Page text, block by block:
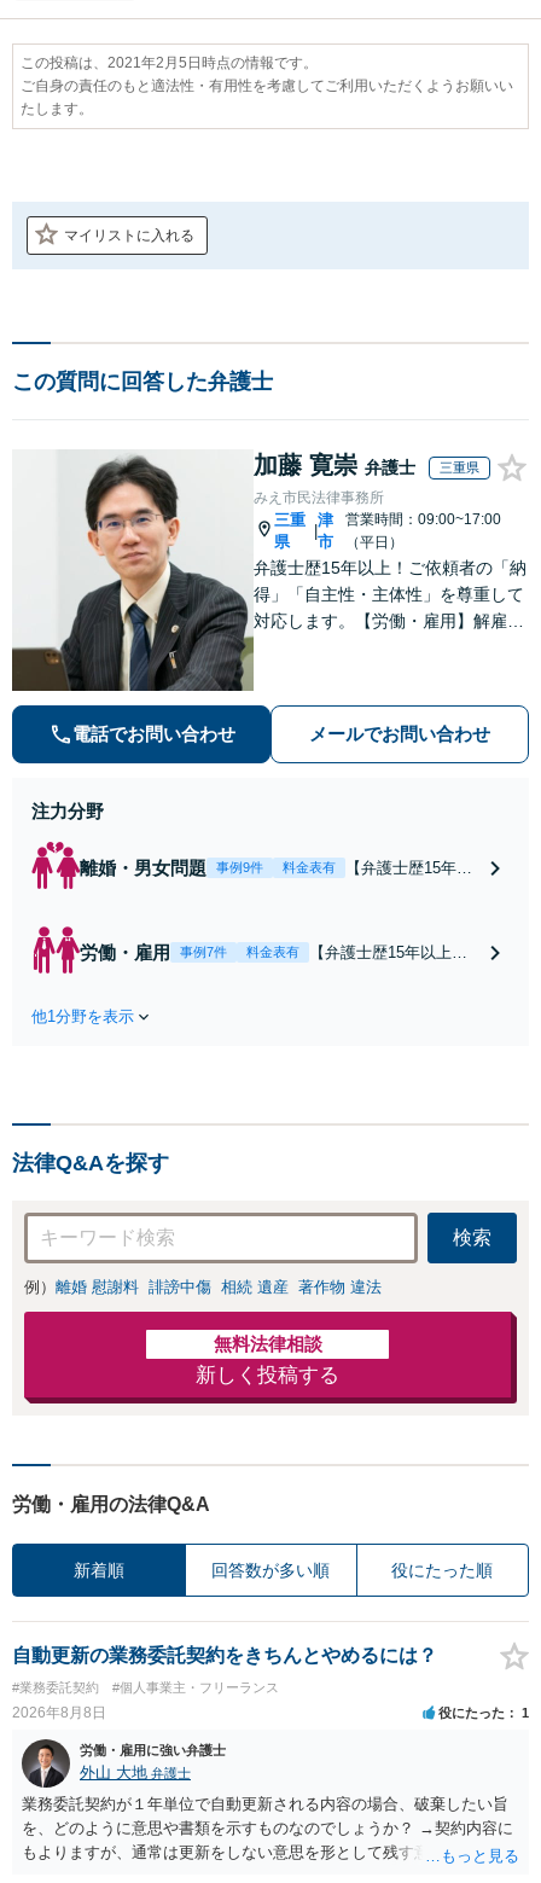
この投稿は、2021年2月5日時点の情報です。
ご自身の責任のもと適法性・有用性を考慮してご利用いただくようお願いい
たします。
マイリストに入れる
この質問に回答した弁護士
加藤 寛崇 弁護士 三重県
みえ市民法律事務所
三重
県
|
津
市
営業時間：09:00~17:00
（平日）
弁護士歴15年以上！ご依頼者の「納
得」「自主性・主体性」を尊重して
対応します。【労働・雇用】解雇や
電話でお問い合わせ メールでお問い合わせ
注力分野
離婚・男女問題 事例9件 料金表有
【弁護士歴15年以
不倫による調停や
労働・雇用 事例7件 料金表有
【弁護士歴15年以上】
だける解決のためにご
他1分野を表示
法律Q&Aを探す
検索
例） 離婚 慰謝料 誹謗中傷 相続 遺産 著作物 違法
無料法律相談
新しく投稿する
労働・雇用の法律Q&A
新着順 回答数が多い順 役にたった順
自動更新の業務委託契約をきちんとやめるには？
#業務委託契約 #個人事業主・フリーランス
2026年8月8日 役にたった 1
労働・雇用に強い弁護士
外山 大地 弁護士
業務委託契約が１年単位で自動更新される内容の場合、破棄したい旨
を、どのように意思や書類を示すものなのでしょうか？ →契約内容に
もよりますが、通常は更新をしない意思を形として残す意味で、書面